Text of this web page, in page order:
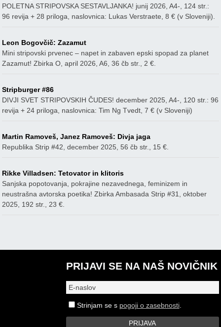
POLETNA STRIPOVSKA SESTAVLJANKA! junij 2026, A4-, 124 str.:
96 revija + 28 priloga, naslovnica: Lukas Verstraete, 8 € (v Sloveniji).
Leon Bogovčič: Zazamut
Mini stripovski prvenec – napet in zabaven epski spopad za planet
Zazamut! Zbirka O, april 2026, A6, 36 čb str., 2 €.
Stripburger #86
DIVJI SVET STRIPOVSKIH ČUDES! december 2025, A4-, 120 str.: 96
revija + 24 priloga, naslovnica: Tim Ng Tvedt, 7 € (v Sloveniji)
Martin Ramoveš, Janez Ramoveš: Divja jaga
Republika Strip #42, december 2025, 56 čb str., 15 €.
Rikke Villadsen: Tetovator in klitoris
Sanjska popotovanja, pokrajine nezavednega, feminizem in
neustrašna avtorska poetika! Zbirka Ambasada Strip #31, oktober
2025, 192 str., 23 €.
PRIJAVI SE NA NAŠ NOVIČNIK
Strinjam se s pogoji o zasebnosti.